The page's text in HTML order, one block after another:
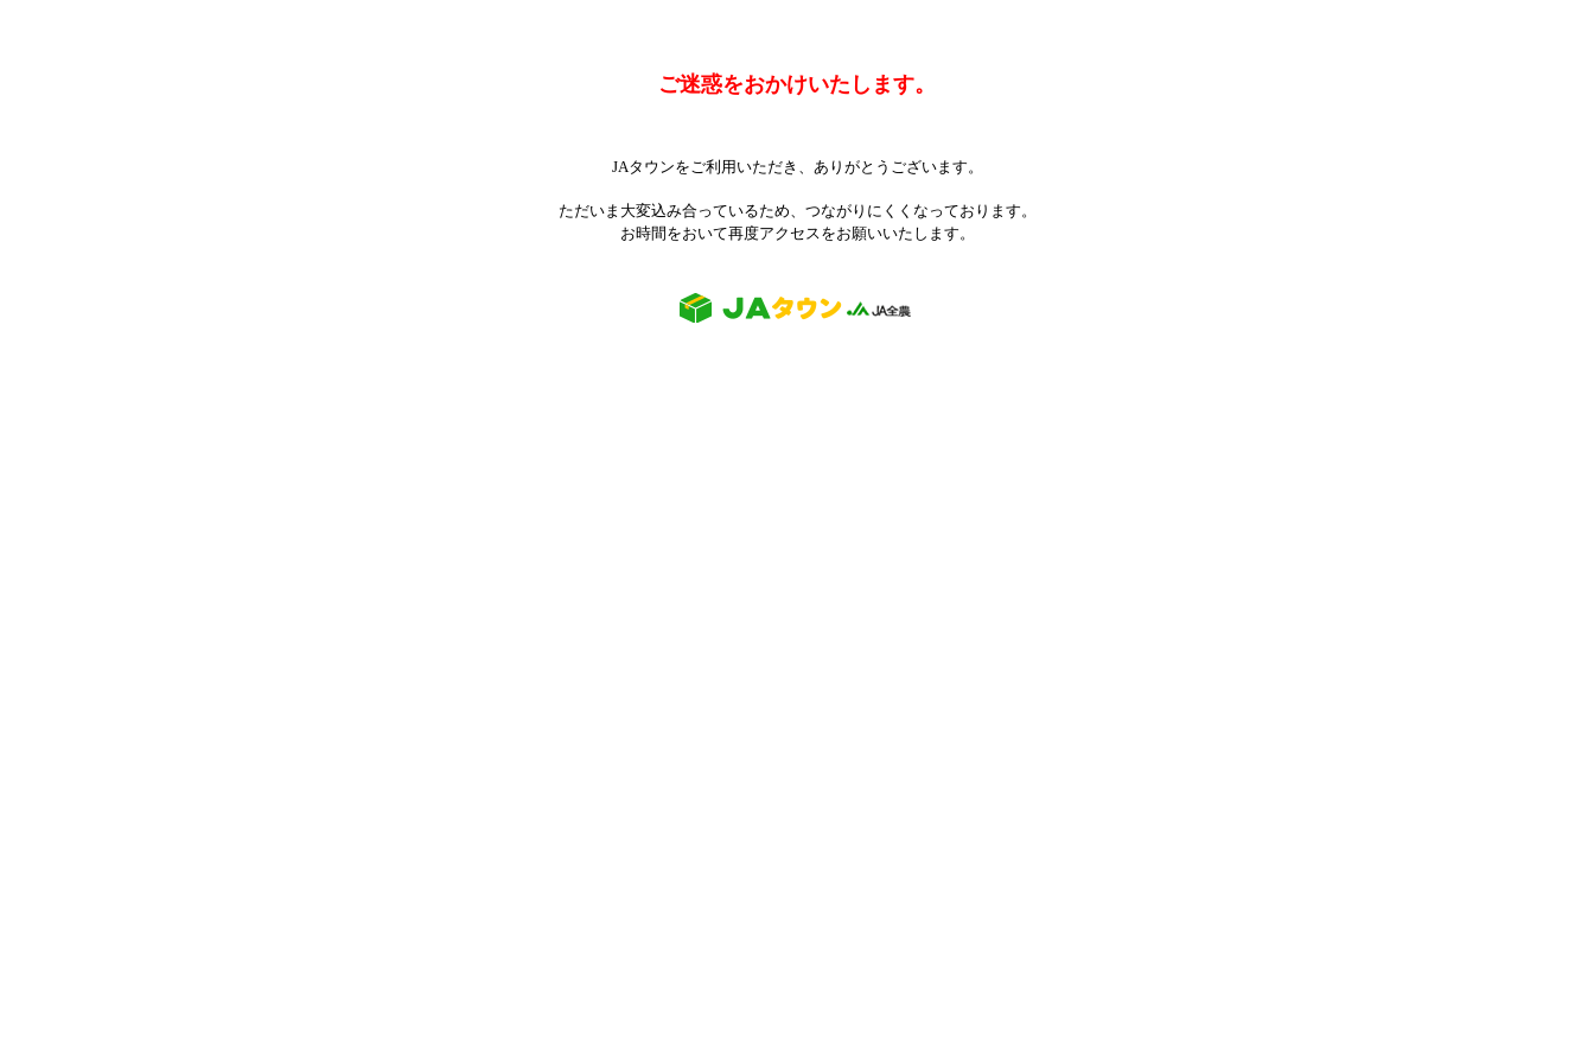
ご迷惑をおかけいたします。
JAタウンをご利用いただき、ありがとうございます。
ただいま大変込み合っているため、つながりにくくなっております。
お時間をおいて再度アクセスをお願いいたします。